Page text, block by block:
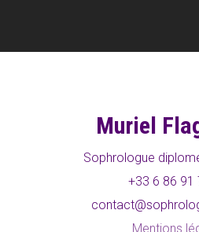
Muriel
Sophrologue
+33 6 86 91
Mentions